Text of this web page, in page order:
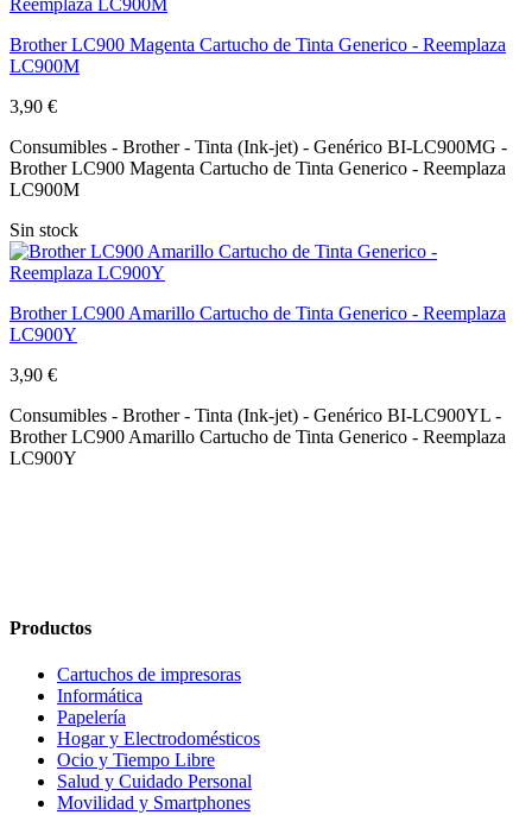
Brother LC900 Magenta Cartucho de Tinta Generico - Reemplaza
LC900M
3,90 €
Consumibles - Brother - Tinta (Ink-jet) - Genérico BI-LC900MG -
Brother LC900 Magenta Cartucho de Tinta Generico - Reemplaza
LC900M
Sin stock
Brother LC900 Amarillo Cartucho de Tinta Generico - Reemplaza
LC900Y
3,90 €
Consumibles - Brother - Tinta (Ink-jet) - Genérico BI-LC900YL -
Brother LC900 Amarillo Cartucho de Tinta Generico - Reemplaza
LC900Y
Productos
Cartuchos de impresoras
Informática
Papelería
Hogar y Electrodomésticos
Ocio y Tiempo Libre
Salud y Cuidado Personal
Movilidad y Smartphones